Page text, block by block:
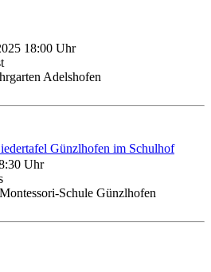
18:00 Uhr
Adelshofen
Günzlhofen im Schulhof
Uhr
Schule Günzlhofen